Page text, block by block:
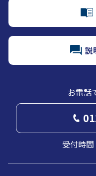
説
お電話
受付時